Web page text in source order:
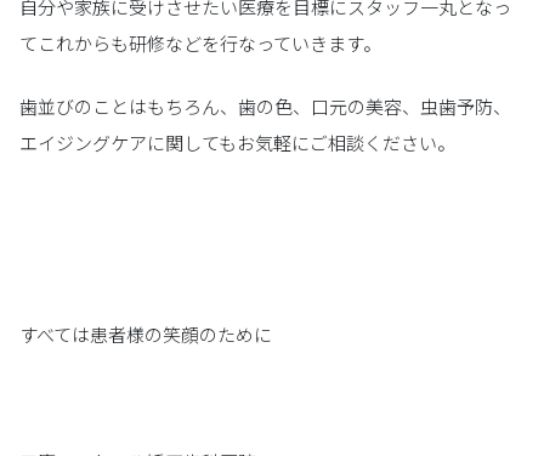
自分や家族に受けさせたい医療を目標にスタッフ一丸となっ
てこれからも研修などを行なっていきます。
歯並びのことはもちろん、歯の色、口元の美容、虫歯予防、
エイジングケアに関してもお気軽にご相談ください。
すべては患者様の笑顔のために